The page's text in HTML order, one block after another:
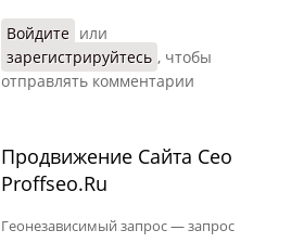
Войдите или
зарегистрируйтесь , чтобы
отправлять комментарии
Продвижение Сайта Сео
Proffseo.Ru
Геонезависимый запрос — запрос